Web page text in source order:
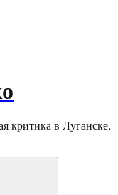
критика в Луганске,